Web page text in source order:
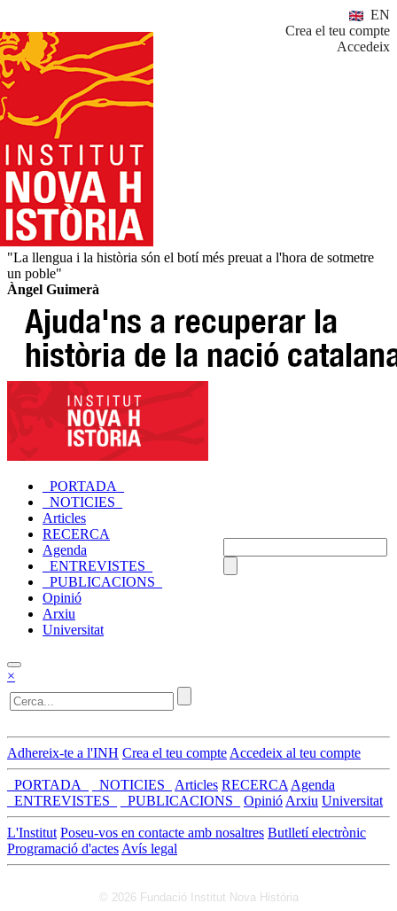
EN
Crea el teu compte
Accedeix
"La llengua i la història són el botí més preuat a l'hora de sotmetre
un poble"
Àngel Guimerà
_PORTADA_
_NOTICIES_
Articles
RECERCA
Agenda
_ENTREVISTES_
_PUBLICACIONS_
Opinió
Arxiu
Universitat
×
Adhereix-te a l'INH Crea el teu compte Accedeix al teu compte
_PORTADA_ _NOTICIES_ Articles RECERCA Agenda
_ENTREVISTES_
_PUBLICACIONS_ Opinió Arxiu Universitat
L'Institut Poseu-vos en contacte amb nosaltres Butlletí electrònic
Programació d'actes Avís legal
© 2026 Fundació Institut Nova Història